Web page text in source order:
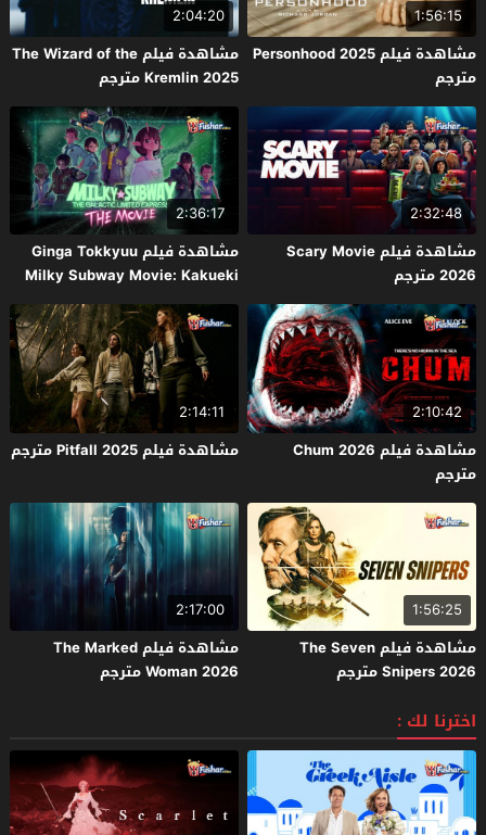
1:56:15
مشاهدة فيلم Personhood 2025
مترجم
2:04:20
مشاهدة فيلم The Wizard of the
Kremlin 2025 مترجم
2:32:48
مشاهدة فيلم Scary Movie
2026 مترجم
2:36:17
مشاهدة فيلم Ginga Tokkyuu
Milky Subway Movie: Kakueki
Teisha Gekijou Yuki 2026 مترجم
2:10:42
مشاهدة فيلم Chum 2026
مترجم
2:14:11
مشاهدة فيلم Pitfall 2025 مترجم
1:56:25
مشاهدة فيلم The Seven
Snipers 2026 مترجم
2:17:00
مشاهدة فيلم The Marked
Woman 2026 مترجم
اخترنا لك :